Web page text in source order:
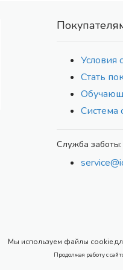
Условия
Стать
Система
Служба заботы:
Мы используем файлы cookie
Продолжая работу с